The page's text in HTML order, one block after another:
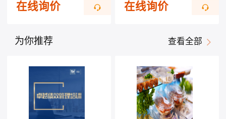
在线询价 在线询价
为你推荐 查看全部